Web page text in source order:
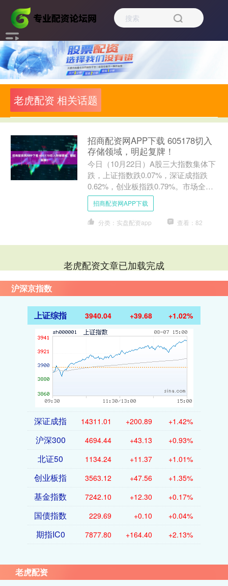
老虎配资 相关话题
招商配资网APP下载 605178切入
存储领域，明起复牌！
今日（10月22日）A股三大指数集体下
跌，上证指数跌0.07%，深证成指跌
0.62%，创业板指跌0.79%。市场全天
成交额1.69万亿元，较前一交易日缩量
超20....
招商配资网APP下载
分类：实盘配资app 查看：82
老虎配资文章已加载完成
沪深京指数
上证综指 3940.04 +39.68 +1.02%
深证成指 14311.01 +200.89 +1.42%
沪深300 4694.44 +43.13 +0.93%
北证50 1134.24 +11.37 +1.01%
创业板指 3563.12 +47.56 +1.35%
基金指数 7242.10 +12.30 +0.17%
国债指数 229.69 +0.10 +0.04%
期指IC0 7877.80 +164.40 +2.13%
老虎配资